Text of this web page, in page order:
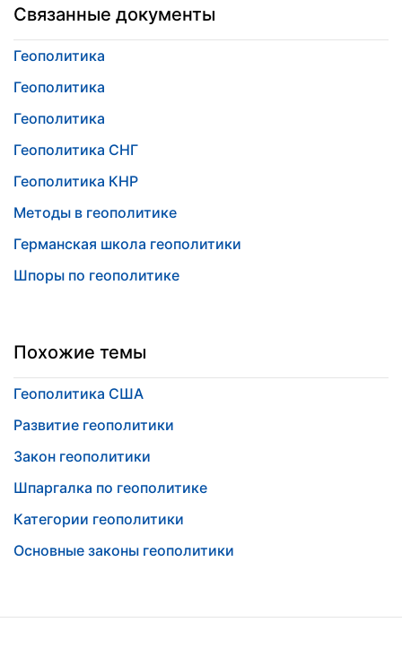
Связанные документы
Геополитика
Геополитика
Геополитика
Геополитика СНГ
Геополитика КНР
Методы в геополитике
Германская школа геополитики
Шпоры по геополитике
Похожие темы
Геополитика США
Развитие геополитики
Закон геополитики
Шпаргалка по геополитике
Категории геополитики
Основные законы геополитики